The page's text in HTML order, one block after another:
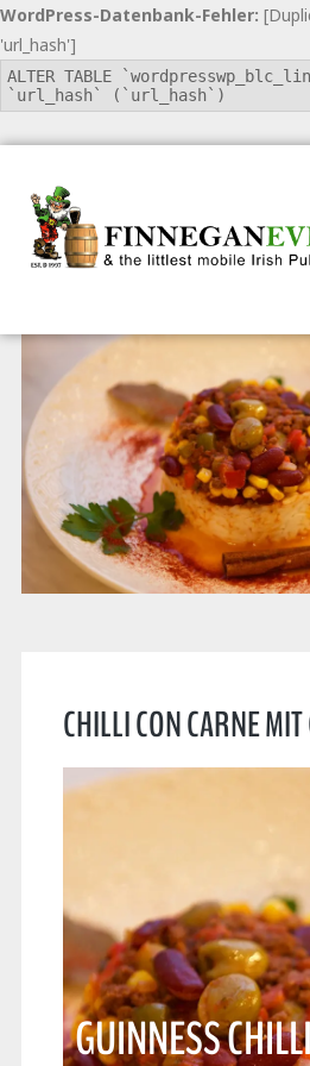
WordPress-Datenbank-Fehler:
'url_hash']
ALTER TABLE
`url_hash` (`url_hash`)
CHILLI CON CARNE
GUINNESS